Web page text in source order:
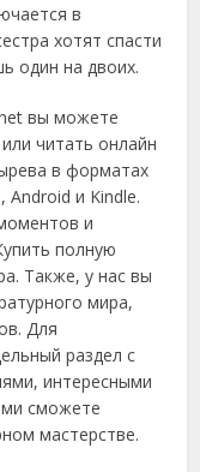
в
хотят спасти
один на двоих.
вы можете
читать онлайн
в форматах
Android и Kindle.
и
полную
Также, у нас вы
мира,
Для
раздел с
интересными
сможете
мастерстве.